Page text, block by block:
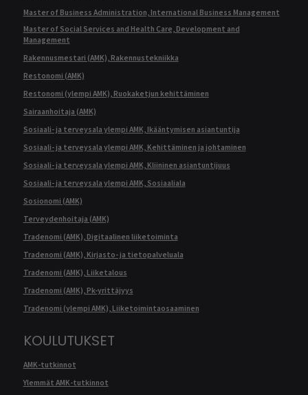
Master of Business Administration, International Business Management
Master of Social Services and Health Care, Development and
Management
Rakennusmestari (AMK), Rakennustekniikka
Restonomi (AMK)
Restonomi (ylempi AMK), Ruokaketjun kehittäminen
Sairaanhoitaja (AMK)
Sosiaali- ja terveysala ylempi AMK, Ikääntymisen asiantuntija
Sosiaali- ja terveysala ylempi AMK, Kehittäminen ja johtaminen
Sosiaali- ja terveysala ylempi AMK, Kliininen asiantuntijuus
Sosiaali- ja terveysala ylempi AMK, Sosiaaliala
Sosionomi (AMK)
Terveydenhoitaja (AMK)
Tradenomi (AMK), Digitaalinen liiketoiminta
Tradenomi (AMK), Kirjasto- ja tietopalveluala
Tradenomi (AMK), Liiketalous
Tradenomi (AMK), Pk-yrittäjyys
Tradenomi (ylempi AMK), Liiketoimintaosaaminen
KOULUTUKSET
AMK-tutkinnot
Ylemmät AMK-tutkinnot